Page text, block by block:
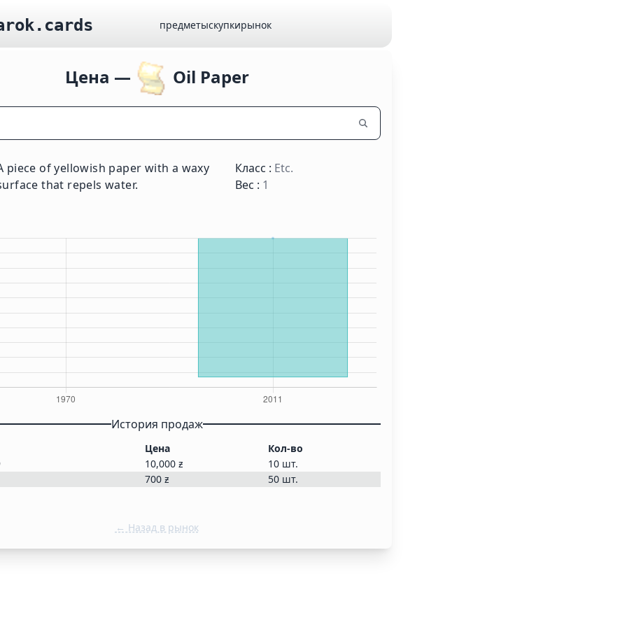
предметыскупкирынок
Цена — Oil Paper
piece of yellowish paper with a waxy
that repels water.
Класс : Etc.
Вес : 1
История продаж
Цена
Кол-во
10,000 ƶ
10 шт.
700 ƶ 50 шт.
← Назад в рынок